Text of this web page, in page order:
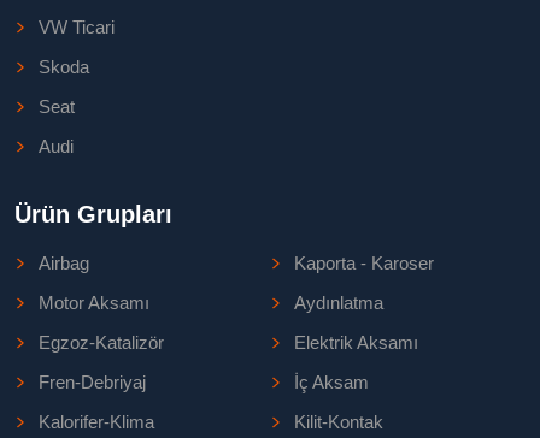
VW Ticari
Skoda
Seat
Audi
Ürün Grupları
Airbag
Kaporta - Karoser
Motor Aksamı
Aydınlatma
Egzoz-Katalizör
Elektrik Aksamı
Fren-Debriyaj
İç Aksam
Kalorifer-Klima
Kilit-Kontak